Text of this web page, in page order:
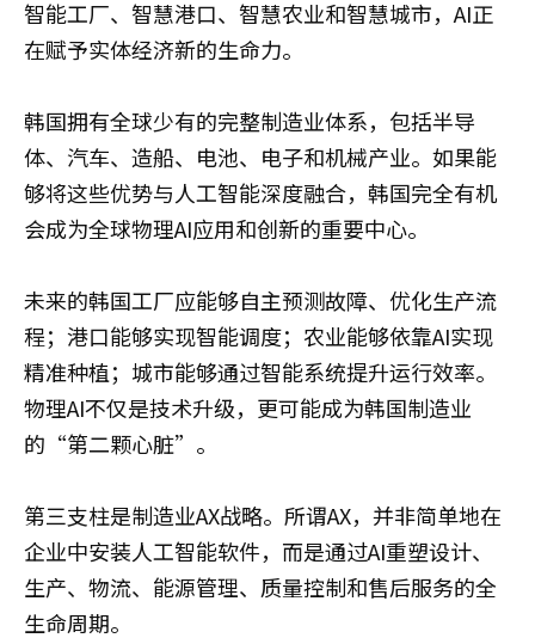
智能工厂、智慧港口、智慧农业和智慧城市，AI正
在赋予实体经济新的生命力。
韩国拥有全球少有的完整制造业体系，包括半导
体、汽车、造船、电池、电子和机械产业。如果能
够将这些优势与人工智能深度融合，韩国完全有机
会成为全球物理AI应用和创新的重要中心。
未来的韩国工厂应能够自主预测故障、优化生产流
程；港口能够实现智能调度；农业能够依靠AI实现
精准种植；城市能够通过智能系统提升运行效率。
物理AI不仅是技术升级，更可能成为韩国制造业
的“第二颗心脏”。
第三支柱是制造业AX战略。所谓AX，并非简单地在
企业中安装人工智能软件，而是通过AI重塑设计、
生产、物流、能源管理、质量控制和售后服务的全
生命周期。